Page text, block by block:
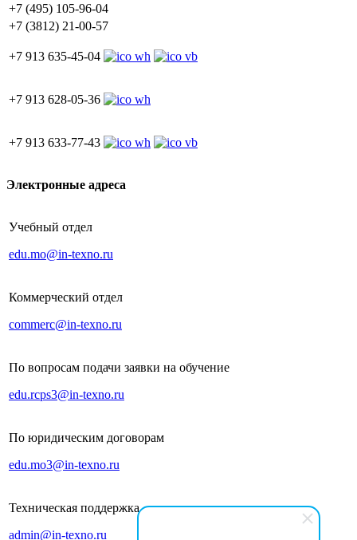
+7 (495) 105-96-04
+7 (3812) 21-00-57
+7 913 635-45-04
+7 913 628-05-36
+7 913 633-77-43
Электронные адреса
Учебный отдел
edu.mo@in-texno.ru
Коммерческий отдел
commerc@in-texno.ru
По вопросам подачи заявки на обучение
edu.rcps3@in-texno.ru
По юридическим договорам
edu.mo3@in-texno.ru
Техническая поддержка
admin@in-texno.ru